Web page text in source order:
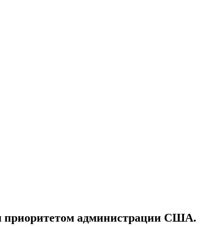
приоритетом администрации США.